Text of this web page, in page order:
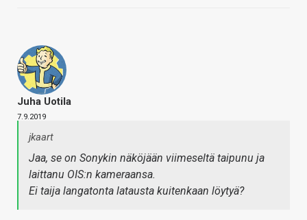
Juha Uotila
7.9.2019
jkaart
Jaa, se on Sonykin näköjään viimeseltä taipunu ja
laittanu OIS:n kameraansa.
Ei taija langatonta latausta kuitenkaan löytyä?